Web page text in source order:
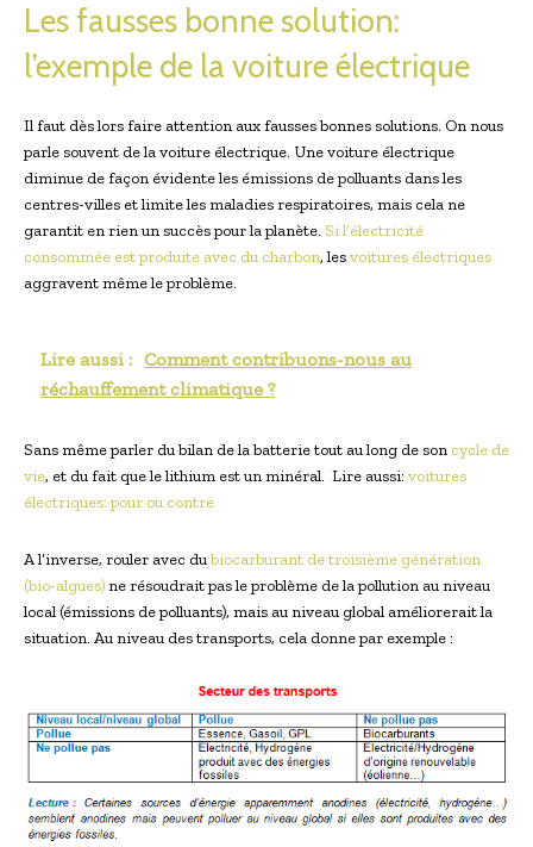
Les fausses bonne solution:
l’exemple de la voiture électrique
Il faut dès lors faire attention aux fausses bonnes solutions. On nous
parle souvent de la voiture électrique. Une voiture électrique
diminue de façon évidente les émissions de polluants dans les
centres-villes et limite les maladies respiratoires, mais cela ne
garantit en rien un succès pour la planète. Si l’électricité
consommée est produite avec du charbon, lesvoitures électriques
aggravent même le problème.
Lire aussi : Comment contribuons-nous au
réchauffement climatique ?
Sans même parler du bilan de la batterie tout au long de son cycle de
vie, et du fait que le lithium est un minéral. Lire aussi: voitures
électriques: pour ou contre
A l’inverse, rouler avec dubiocarburant de troisième génération
(bio-algues)ne résoudrait pas le problème de la pollution au niveau
local (émissions de polluants), mais au niveau global améliorerait la
situation. Au niveau des transports, cela donne par exemple :